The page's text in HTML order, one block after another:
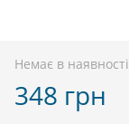
Немає в наявності
348 грн